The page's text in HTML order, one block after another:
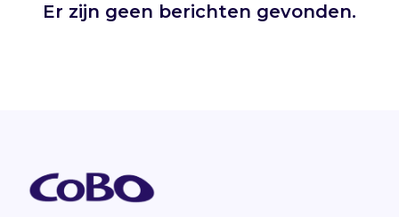
Er zijn geen berichten gevonden.